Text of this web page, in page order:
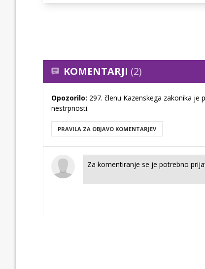
KOMENTARJI (2)
Opozorilo: 297. členu Kazenskega zakonika
nestrpnosti.
PRAVILA ZA OBJAVO KOMENTARJEV